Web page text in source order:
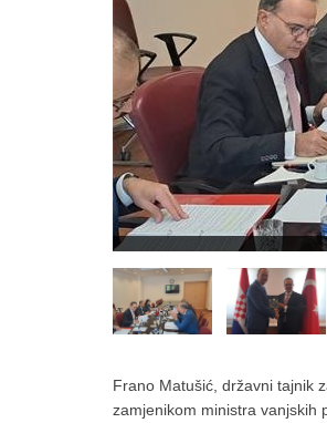
Frano Matušić, državni tajnik
zamjenikom ministra vanjskih